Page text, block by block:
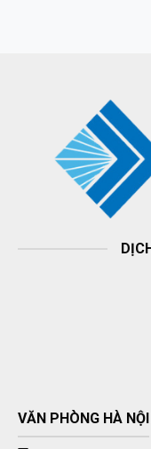
VĂN PHÒNG HÀ NỘI